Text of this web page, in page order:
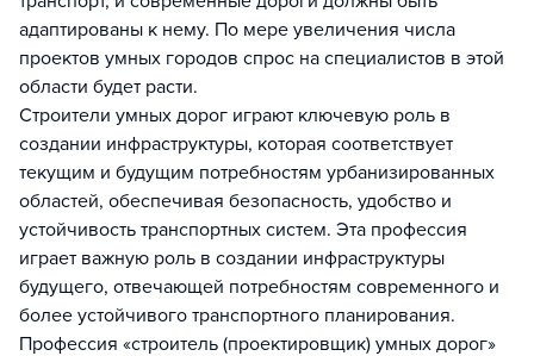
адаптированы к нему. По мере увеличения числа
проектов умных городов спрос на специалистов в этой
области будет расти.
Строители умных дорог играют ключевую роль в
создании инфраструктуры, которая соответствует
текущим и будущим потребностям урбанизированных
областей, обеспечивая безопасность, удобство и
устойчивость транспортных систем. Эта профессия
играет важную роль в создании инфраструктуры
будущего, отвечающей потребностям современного и
более устойчивого транспортного планирования.
Профессия «строитель (проектировщик) умных дорог»